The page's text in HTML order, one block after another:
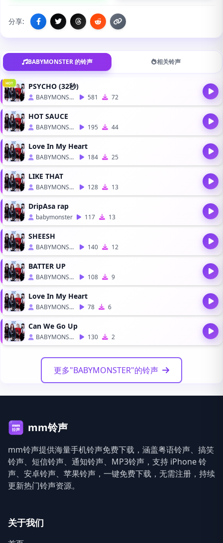
分享:
BABYMONSTER 的铃声 相关铃声
HOT PSYCHO (32秒)
BABYMONSTER 581 72
HOT SAUCE
BABYMONSTER 195 44
Love In My Heart
BABYMONSTER 184 25
LIKE THAT
BABYMONSTER 128 13
DripAsa rap
babymonster 117 13
SHEESH
BABYMONSTER 140 12
BATTER UP
BABYMONSTER 108 9
Love In My Heart
BABYMONSTER 78 6
Can We Go Up
BABYMONSTER 130 2
更多"BABYMONSTER"的铃声
mm铃声
mm铃声提供海量手机铃声免费下载，涵盖粤语铃声、搞笑
铃声、短信铃声、通知铃声、MP3铃声，支持 iPhone 铃
声、安卓铃声、苹果铃声，一键免费下载，无需注册，持续
更新热门铃声资源。
关于我们